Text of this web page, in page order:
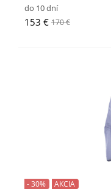
do 10 dní
153 € 170 €
- 30% AKCIA